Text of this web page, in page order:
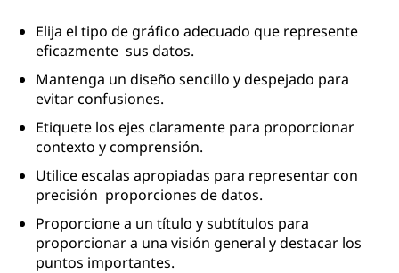
Elija el tipo de gráfico adecuado que represente
eficazmente sus datos.
Mantenga un diseño sencillo y despejado para
evitar confusiones.
Etiquete los ejes claramente para proporcionar
contexto y comprensión.
Utilice escalas apropiadas para representar con
precisión proporciones de datos.
Proporcione a un título y subtítulos para
proporcionar a una visión general y destacar los
puntos importantes.